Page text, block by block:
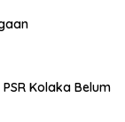
Kolaka Belum